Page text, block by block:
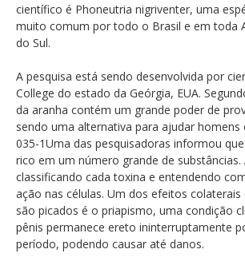
científico é Phoneutria nigriventer, uma
muito comum por todo o Brasil e em toda
do Sul.
A pesquisa está sendo desenvolvida por
College do estado da Geórgia, EUA.
da aranha contém um grande poder de
sendo uma alternativa para ajudar homens
035-1Uma das pesquisadoras informou
rico em um número grande de substâncias.
classificando cada toxina e entendendo
ação nas células. Um dos efeitos
são picados é o priapismo, uma condição
pênis permanece ereto ininterruptamente
período, podendo causar até danos.